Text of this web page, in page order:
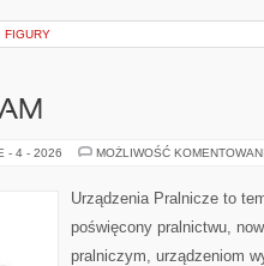
FIGURY
- 4 - 2026 MOŻLIWOŚĆ
Urządzenia Pralnicze to
poświęcony pralnictwu,
pralniczym, urządzeniom